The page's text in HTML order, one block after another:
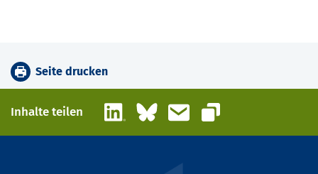
Seite drucken
Inhalte teilen LinkedInBlueskyE-Mail
Link kopieren